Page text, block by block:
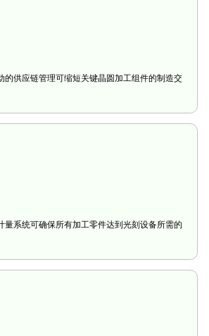
的供应链管理可缩短关键晶圆加工组件的制造交
量系统可确保所有加工零件达到光刻设备所需的